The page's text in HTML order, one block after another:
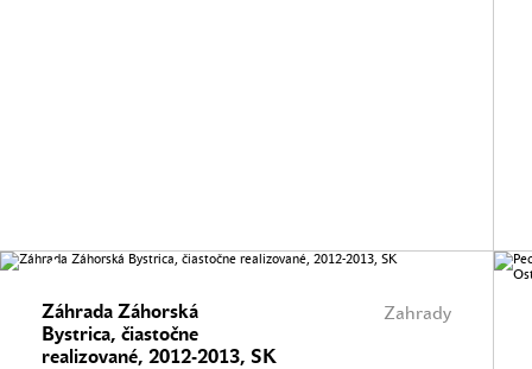
Zahrady
Záhrada Záhorská
Bystrica, čiastočne
realizované, 2012-2013, SK